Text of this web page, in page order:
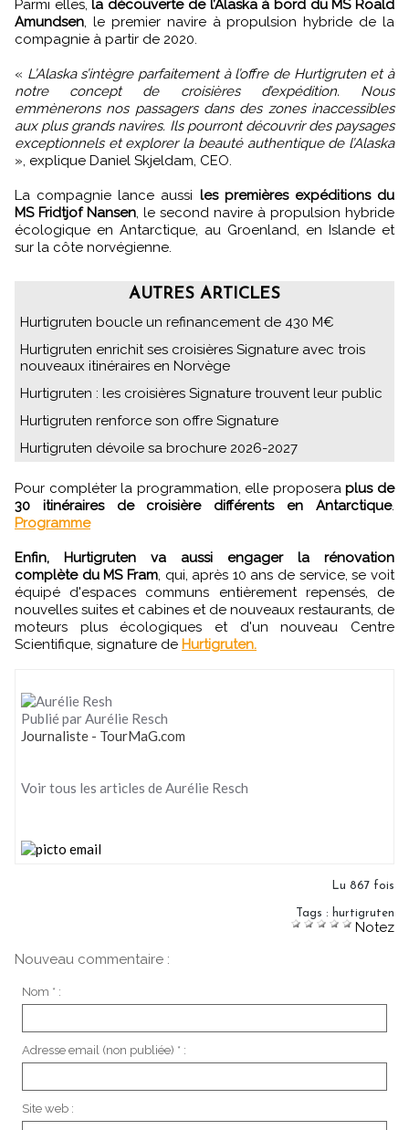
Parmi elles,la découverte de l’Alaska à bord du MS Roald
Amundsen, le premier navire à propulsion hybride de la
compagnie à partir de 2020.
« L’Alaska s’intègre parfaitement à l’offre de Hurtigruten et à
notre concept de croisières d’expédition. Nous
emmènerons nos passagers dans des zones inaccessibles
aux plus grands navires. Ils pourront découvrir des paysages
exceptionnels et explorer la beauté authentique de l’Alaska
», explique Daniel Skjeldam, CEO.
La compagnie lance aussi les premières expéditions du
MS Fridtjof Nansen, le second navire à propulsion hybride
écologique en Antarctique, au Groenland, en Islande et
sur la côte norvégienne.
AUTRES ARTICLES
Hurtigruten boucle un refinancement de 430 M€
Hurtigruten enrichit ses croisières Signature avec trois
nouveaux itinéraires en Norvège
Hurtigruten : les croisières Signature trouvent leur public
Hurtigruten renforce son offre Signature
Hurtigruten dévoile sa brochure 2026-2027
Pour compléter la programmation, elle proposeraplus de
30 itinéraires de croisière différents en Antarctique.
Programme
Enfin, Hurtigruten va aussi engager la rénovation
complète du MS Fram, qui, après 10 ans de service, se voit
équipé d'espaces communs entièrement repensés, de
nouvelles suites et cabines et de nouveaux restaurants, de
moteurs plus écologiques et d'un nouveau Centre
Scientifique, signature de Hurtigruten.
Publié par Aurélie Resch
Journaliste - TourMaG.com
Voir tous les articles de Aurélie Resch
Lu 867 fois
Tags : hurtigruten
Notez
Nouveau commentaire :
Nom * :
Adresse email (non publiée) * :
Site web :